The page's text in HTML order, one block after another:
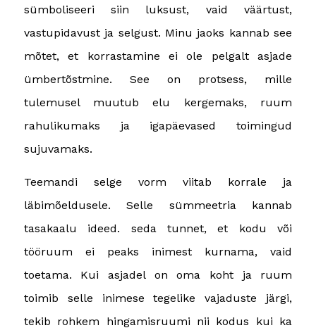
sümboliseeri siin luksust, vaid väärtust,
vastupidavust ja selgust. Minu jaoks kannab see
mõtet, et korrastamine ei ole pelgalt asjade
ümbertõstmine. See on protsess, mille
tulemusel muutub elu kergemaks, ruum
rahulikumaks ja igapäevased toimingud
sujuvamaks.
Teemandi selge vorm viitab korrale ja
läbimõeldusele. Selle sümmeetria kannab
tasakaalu ideed. seda tunnet, et kodu või
tööruum ei peaks inimest kurnama, vaid
toetama. Kui asjadel on oma koht ja ruum
toimib selle inimese tegelike vajaduste järgi,
tekib rohkem hingamisruumi nii kodus kui ka